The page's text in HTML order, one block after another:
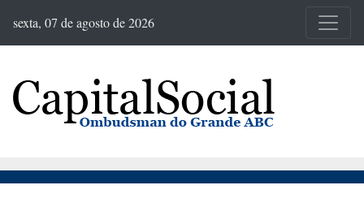
sexta, 07 de agosto de 2026